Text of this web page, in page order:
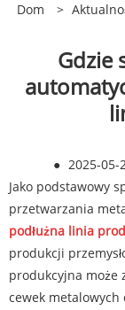
Dom >
Gdzie
● 2025-05-
Jako podstawowy
przetwarzania
podłużna linia
produkcji
produkcyjna może
cewek